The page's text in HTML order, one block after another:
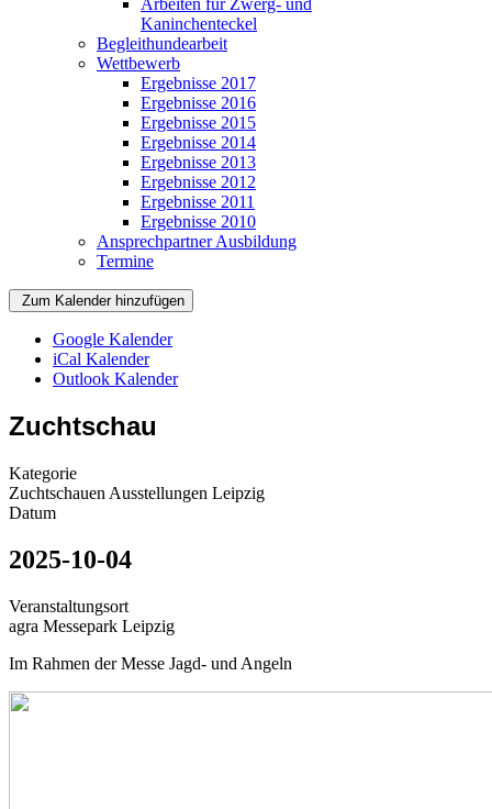
Arbeiten für Zwerg- und
Kaninchenteckel
Begleithundearbeit
Wettbewerb
Ergebnisse 2017
Ergebnisse 2016
Ergebnisse 2015
Ergebnisse 2014
Ergebnisse 2013
Ergebnisse 2012
Ergebnisse 2011
Ergebnisse 2010
Ansprechpartner Ausbildung
Termine
Zum Kalender hinzufügen
Google Kalender
iCal Kalender
Outlook Kalender
Zuchtschau
Kategorie
Zuchtschauen Ausstellungen Leipzig
Datum
2025-10-04
Veranstaltungsort
agra Messepark Leipzig
Im Rahmen der Messe Jagd- und Angeln